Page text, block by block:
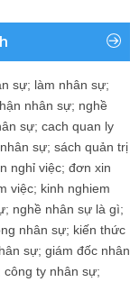
sự; làm nhân sự;
nhân sự; nghề
sự; cach quan ly
sự; sách quản trị
nghỉ việc; đơn xin
việc; kinh nghiem
; nghề nhân sự là gì;
nhân sự; kiến thức
sự; giám đốc nhân
công ty nhân sự;